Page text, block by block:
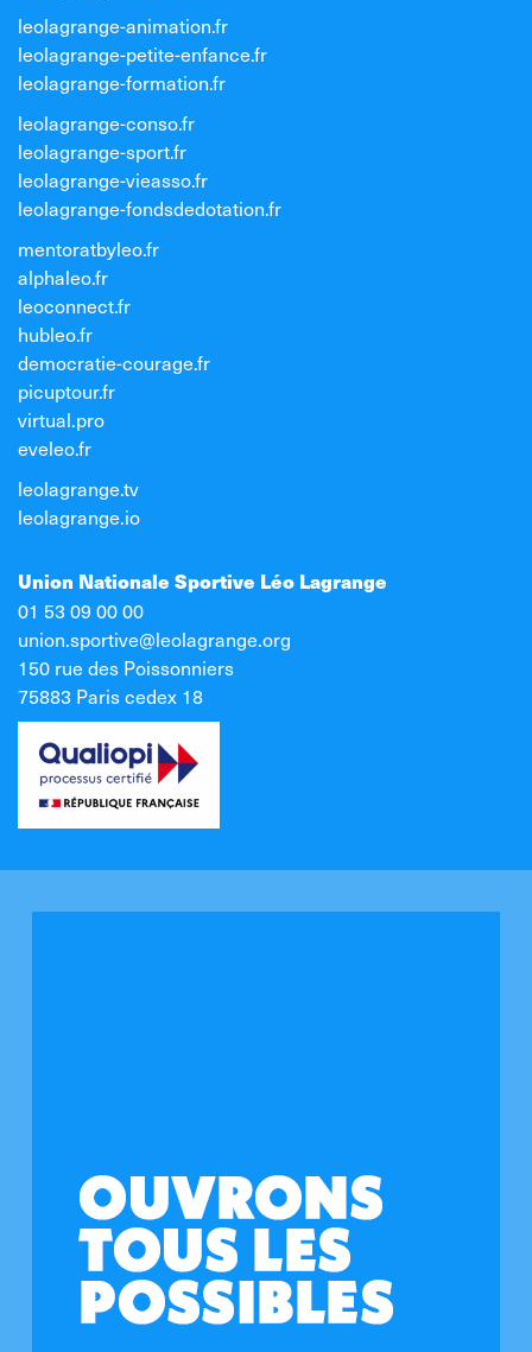
leolagrange-animation.fr
leolagrange-petite-enfance.fr
leolagrange-formation.fr
leolagrange-conso.fr
leolagrange-sport.fr
leolagrange-vieasso.fr
leolagrange-fondsdedotation.fr
mentoratbyleo.fr
alphaleo.fr
leoconnect.fr
hubleo.fr
democratie-courage.fr
picuptour.fr
virtual.pro
eveleo.fr
leolagrange.tv
leolagrange.io
Union Nationale Sportive Léo Lagrange
01 53 09 00 00
union.sportive@leolagrange.org
150 rue des Poissonniers
75883 Paris cedex 18